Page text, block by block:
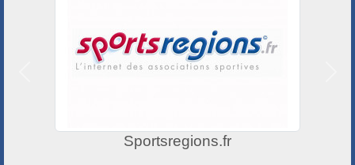
Sportsregions.fr